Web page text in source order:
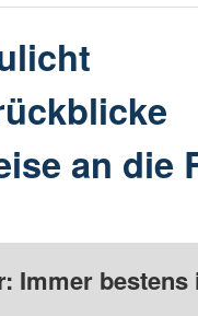
an die
Immer